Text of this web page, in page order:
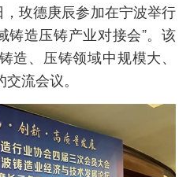
玫德庚辰参加在宁波举行
铸造压铸产业对接会”。该
造、压铸领域中规模大、
流会议。